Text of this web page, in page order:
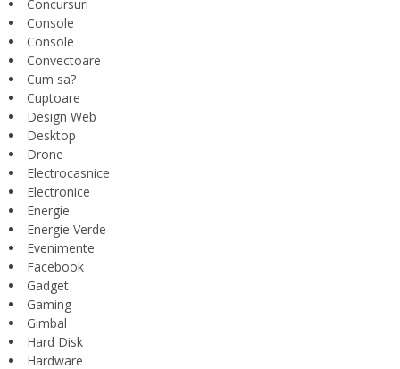
Concursuri
Console
Console
Convectoare
Cum sa?
Cuptoare
Design Web
Desktop
Drone
Electrocasnice
Electronice
Energie
Energie Verde
Evenimente
Facebook
Gadget
Gaming
Gimbal
Hard Disk
Hardware